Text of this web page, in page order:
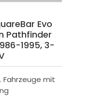
Evo
Pathfinder
1995, 3-
mit